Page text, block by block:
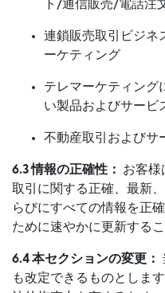
ト/通信販売/電話注
連鎖販売取引ビジネ
ーケティング
テレマーケティング
い製品およびサービ
不動産取引およびサ
6.3 情報の正確性：
お客様
取引に関する正確、最新
らびにすべての情報を正
ために速やかに更新する
6.4 本セクションの変更：
も改定できるものとしま